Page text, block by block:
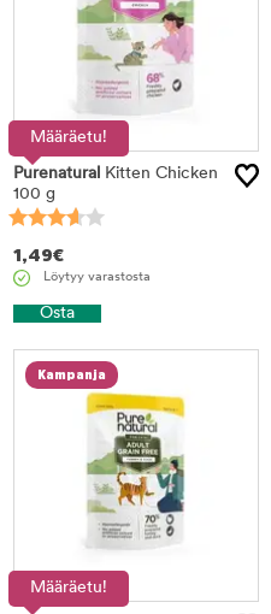
Määräetu!
Purenatural Kitten Chicken
100 g
1,49€
Löytyy varastosta
Osta
Kampanja
Määräetu!